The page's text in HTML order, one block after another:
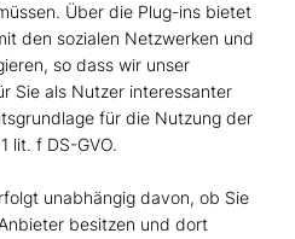
Über die Plug-ins bietet
den sozialen Netzwerken und
so dass wir unser
Sie als Nutzer interessanter
für die Nutzung der
lit. f DS-GVO.
unabhängig davon, ob Sie
besitzen und dort